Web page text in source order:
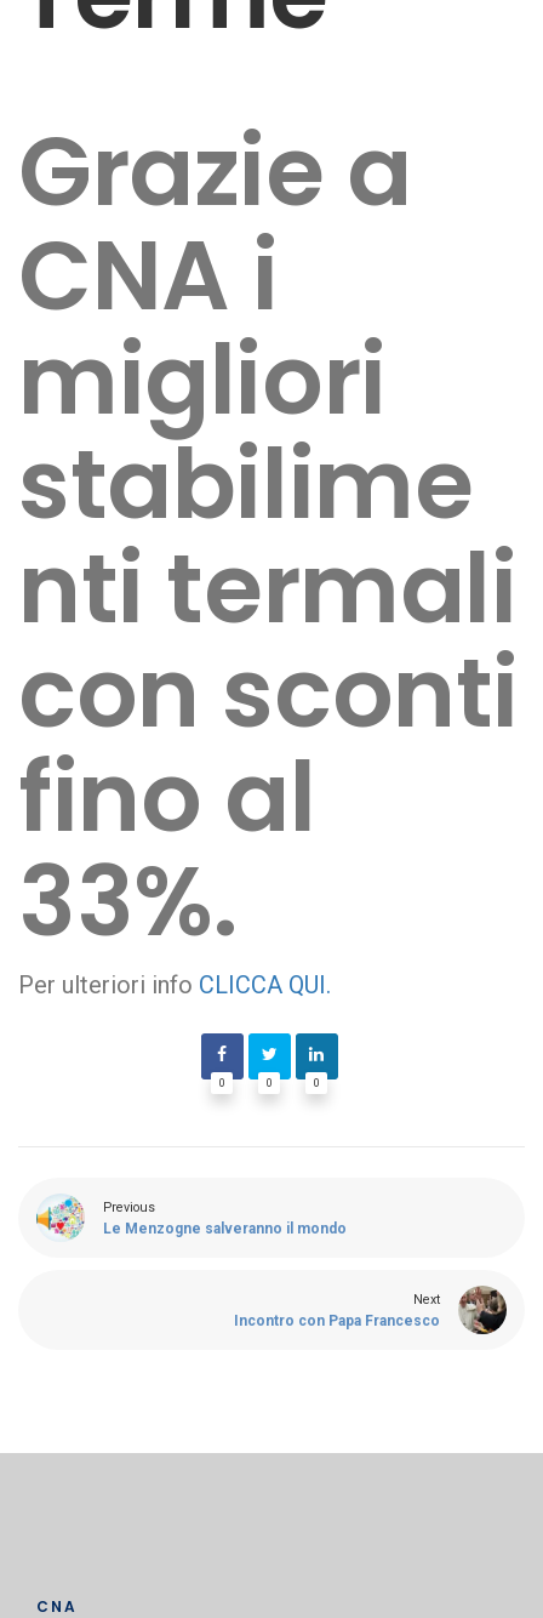
Grazie a
CNA i
migliori
stabilime
nti termali
con sconti
fino al
33%.
Per ulteriori info CLICCA QUI.
0 0 0
Previous
Le Menzogne salveranno il mondo
Next
Incontro con Papa Francesco
CNA